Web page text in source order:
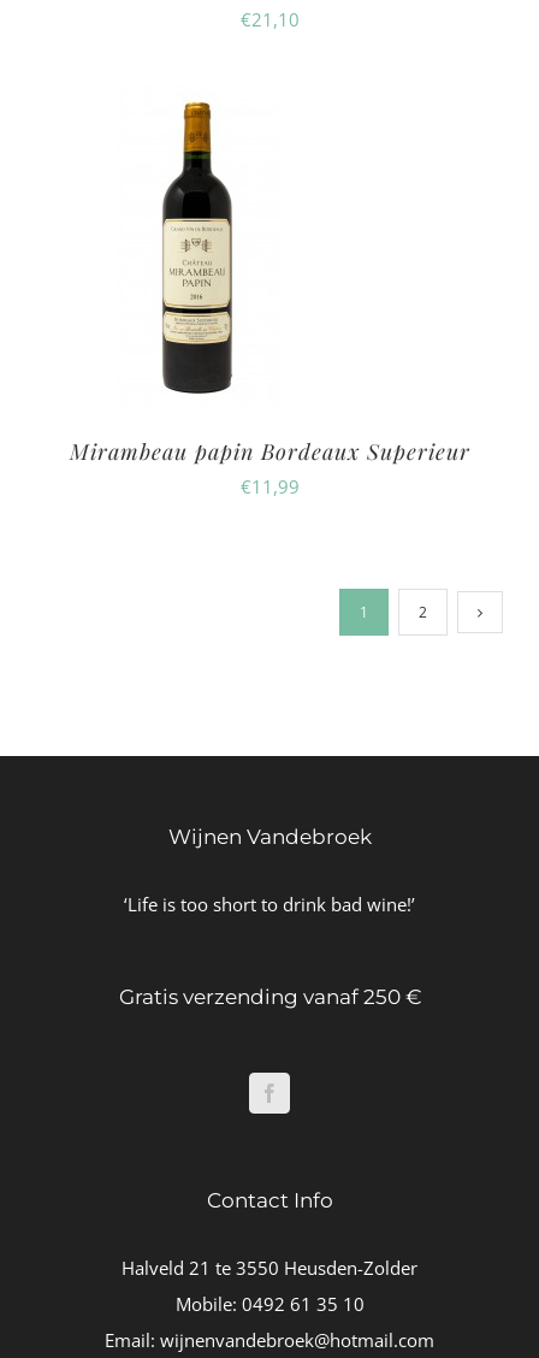
€21,10
Mirambeau papin Bordeaux Superieur
€11,99
1 2
Wijnen Vandebroek
‘Life is too short to drink bad wine!’
Gratis verzending vanaf 250 €
Contact Info
Halveld 21 te 3550 Heusden-Zolder
Mobile: 0492 61 35 10
Email: wijnenvandebroek@hotmail.com